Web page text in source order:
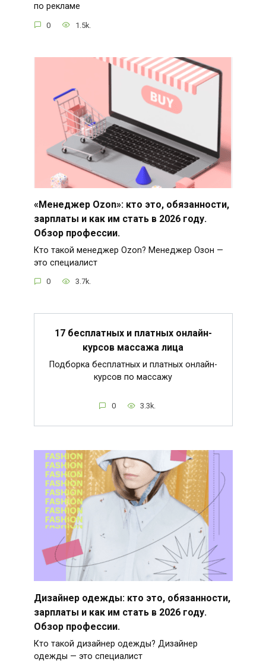
по рекламе
0 1.5k.
«Менеджер Ozon»: кто это, обязанности,
зарплаты и как им стать в 2026 году.
Обзор профессии.
Кто такой менеджер Ozon? Менеджер Озон —
это специалист
0 3.7k.
17 бесплатных и платных онлайн-
курсов массажа лица
Подборка бесплатных и платных онлайн-
курсов по массажу
0 3.3k.
Дизайнер одежды: кто это, обязанности,
зарплаты и как им стать в 2026 году.
Обзор профессии.
Кто такой дизайнер одежды? Дизайнер
одежды — это специалист